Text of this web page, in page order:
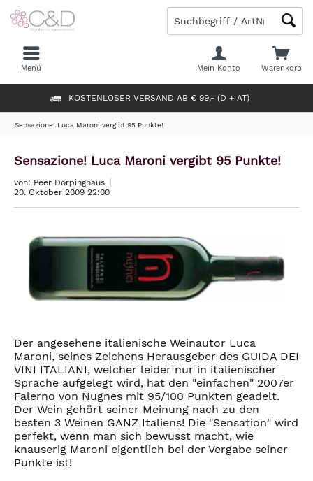
KOSTENLOSER VERSAND AB € 99,- (D + AT)
Warenkorb
Mein Konto
Menü
Sensazione! Luca Maroni vergibt 95 Punkte!
Sensazione! Luca Maroni vergibt 95 Punkte!
von: Peer Dörpinghaus
20. Oktober 2009 22:00
Der angesehene italienische Weinautor Luca
Maroni, seines Zeichens Herausgeber des GUIDA DEI
VINI ITALIANI, welcher leider nur in italienischer
Sprache aufgelegt wird, hat den "einfachen" 2007er
Falerno von Nugnes mit 95/100 Punkten geadelt.
Der Wein gehört seiner Meinung nach zu den
besten 3 Weinen GANZ Italiens! Die "Sensation" wird
perfekt, wenn man sich bewusst macht, wie
knauserig Maroni eigentlich bei der Vergabe seiner
Punkte ist!